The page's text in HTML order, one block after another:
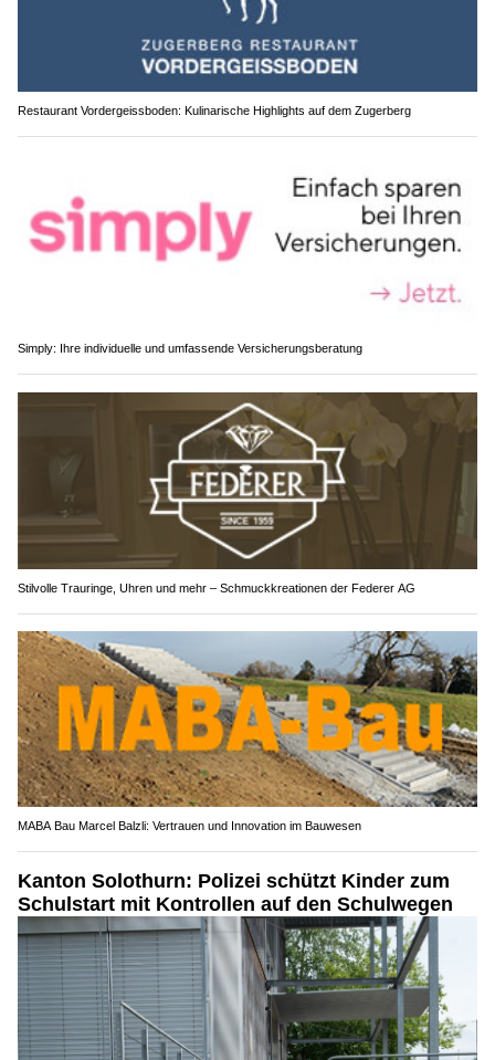
Restaurant Vordergeissboden: Kulinarische Highlights auf dem Zugerberg
Simply: Ihre individuelle und umfassende Versicherungsberatung
Stilvolle Trauringe, Uhren und mehr – Schmuckkreationen der Federer AG
MABA Bau Marcel Balzli: Vertrauen und Innovation im Bauwesen
Kanton Solothurn: Polizei schützt Kinder zum
Schulstart mit Kontrollen auf den Schulwegen